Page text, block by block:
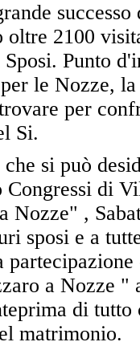
oltre 2100
Sposi. Punto
le Nozze,
per
Si.
si può
Congressi di
Nozze" ,
sposi e a
a Nozze "
di
matrimonio.